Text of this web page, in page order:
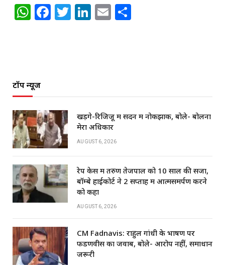
W
p
p
F
o
o
k
T Li
n
E
टॉप न्यूज
खड़गे-रिजिजू में सदन में नोकझोंक, बोले- बोलना
मेरा अधिकार
AUGUST 6, 2026
रेप केस में तरुण तेजपाल को 10 साल की सजा,
बॉम्बे हाईकोर्ट ने 2 सप्ताह में आत्मसमर्पण करने
को कहा
AUGUST 6, 2026
CM Fadnavis: राहुल गांधी के भाषण पर
फडणवीस का जवाब, बोले- आरोप नहीं, समाधान
जरूरी